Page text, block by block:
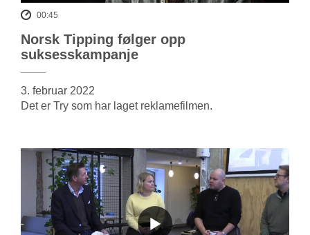
00:45
Norsk Tipping følger opp
suksesskampanje
3. februar 2022
Det er Try som har laget reklamefilmen.